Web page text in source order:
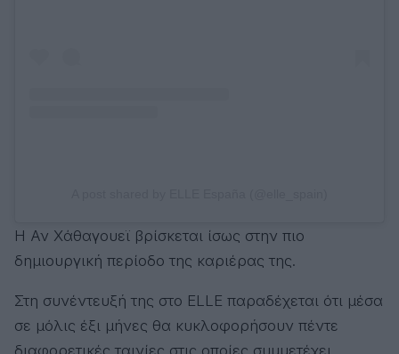
Η Αν Χάθαγουεϊ βρίσκεται ίσως στην πιο
δημιουργική περίοδο της καριέρας της.
Στη συνέντευξή της στο ELLE παραδέχεται ότι μέσα
σε μόλις έξι μήνες θα κυκλοφορήσουν πέντε